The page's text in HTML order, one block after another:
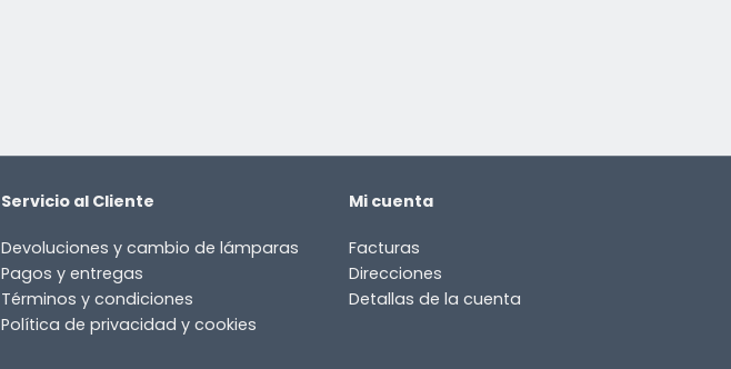
Servicio al Cliente
Devoluciones y cambio de lámparas
Pagos y entregas
Términos y condiciones
Política de privacidad y cookies
Mi cuenta
Facturas
Direcciones
Detallas de la cuenta